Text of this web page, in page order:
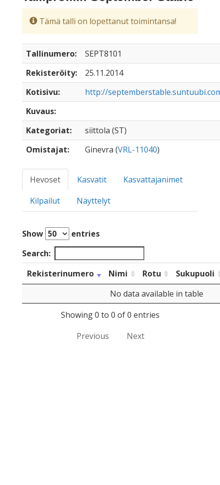
Tämä talli on lopettanut toimintansa!
Tallinumero:
SEPT8101
Rekisteröity:
25.11.2014
Kotisivu:
http://
Kuvaus:
Kategoriat:
siittola (ST)
Omistajat:
Ginevra (VRL-11040)
Hevoset Kasvatit
Kasvattajanimet
Kilpailut
Näyttelyt
Show
entries
Search:
Rekisterinumero
Nimi Rotu
Sukupuoli
No data available in table
Showing 0 to 0 of 0 entries
Previous
Next